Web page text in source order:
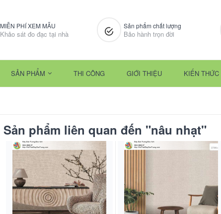
MIỄN PHÍ XEM MẪU
Khảo sát đo đạc tại nhà
Sản phẩm chất lượng
Bảo hành trọn đời
SẢN PHẨM THI CÔNG GIỚI THIỆU KIẾN THỨC
Sản phẩm liên quan đến "nâu nhạt"